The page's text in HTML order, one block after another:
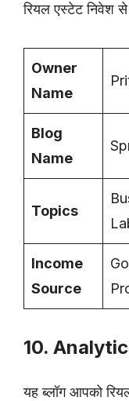
रियल एस्टेट निवेश
Owner
Name
Blog
Name
Topics
Income
Source
10.
यह ब्लॉग आपको